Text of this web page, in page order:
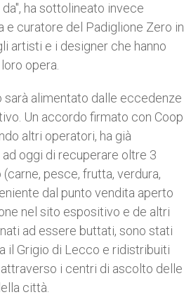
ha sottolineato invece
e curatore del Padiglione Zero in
artisti e i designer che hanno
opera.
alimentato dalle eccedenze
Un accordo firmato con Coop
altri operatori, ha già
oggi di recuperare oltre 3
pesce, frutta, verdura,
dal punto vendita aperto
nel sito espositivo e de altri
ad essere buttati, sono stati
il Grigio di Lecco e ridistribuiti
i centri di ascolto delle
città.